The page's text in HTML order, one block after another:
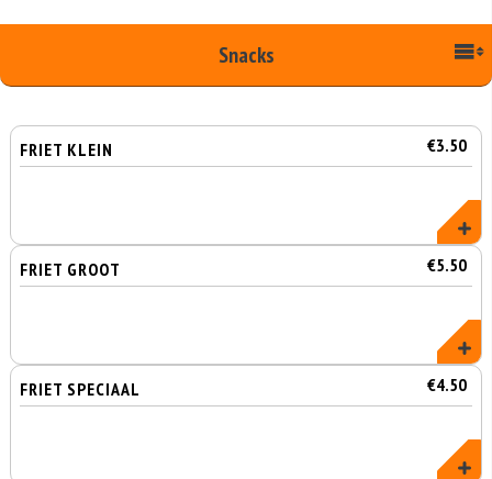
Snacks
FRIET KLEIN €3.50
FRIET GROOT €5.50
FRIET SPECIAAL €4.50